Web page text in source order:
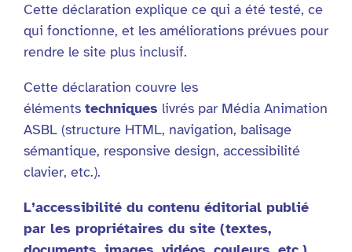
Cette déclaration explique ce qui a été testé, ce
qui fonctionne, et les améliorations prévues pour
rendre le site plus inclusif.
Cette déclaration couvre les
éléments techniques livrés par Média Animation
ASBL (structure HTML, navigation, balisage
sémantique, responsive design, accessibilité
clavier, etc.).
L’accessibilité du contenu éditorial publié
par les propriétaires du site (textes,